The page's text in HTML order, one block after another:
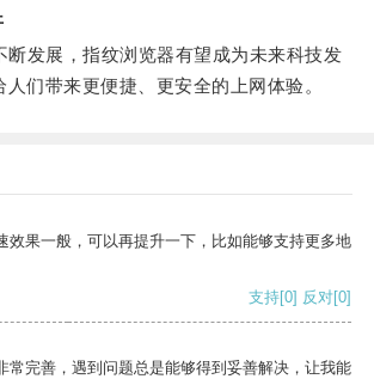
发展，指纹浏览器有望成为未来科技发
人们带来更便捷、更安全的上网体验。
效果一般，可以再提升一下，比如能够支持更多地
支持[0] 反对[0]
常完善，遇到问题总是能够得到妥善解决，让我能